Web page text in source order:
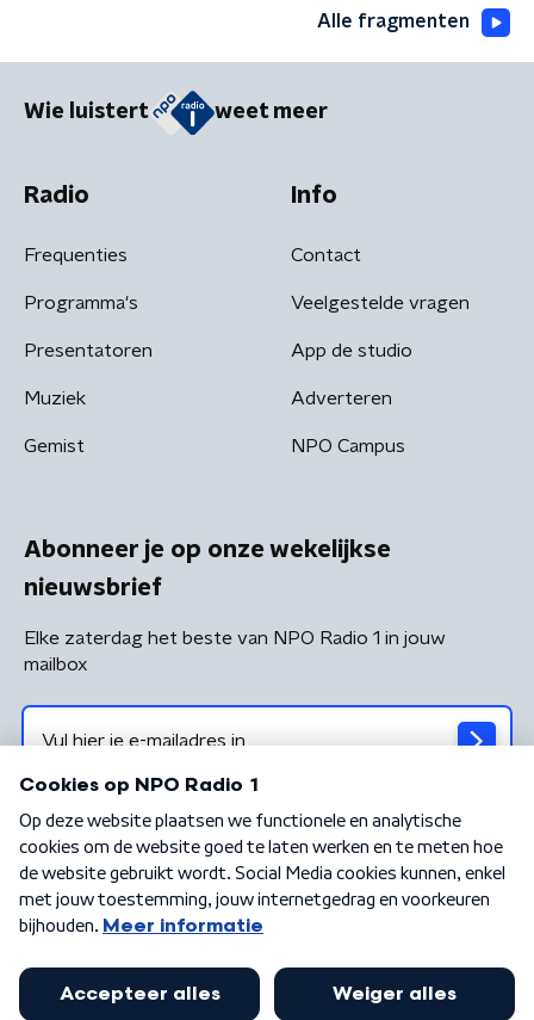
Alle fragmenten
Wie luistert weet meer
Radio
Frequenties
Programma's
Presentatoren
Muziek
Gemist
Info
Contact
Veelgestelde vragen
App de studio
Adverteren
NPO Campus
Abonneer je op onze wekelijkse
nieuwsbrief
Elke zaterdag het beste van NPO Radio 1 in jouw
mailbox
Algemene voorwaarden